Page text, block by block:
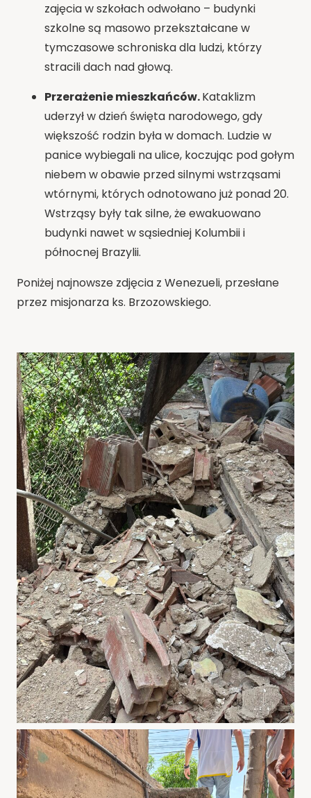
zajęcia w szkołach odwołano – budynki
szkolne są masowo przekształcane w
tymczasowe schroniska dla ludzi, którzy
stracili dach nad głową.
Przerażenie mieszkańców.Kataklizm
uderzył w dzień święta narodowego, gdy
większość rodzin była w domach. Ludzie w
panice wybiegali na ulice, koczując pod gołym
niebem w obawie przed silnymi wstrząsami
wtórnymi, których odnotowano już ponad 20.
Wstrząsy były tak silne, że ewakuowano
budynki nawet w sąsiedniej Kolumbii i
północnej Brazylii.
Poniżej najnowsze zdjęcia z Wenezueli, przesłane
przez misjonarza ks. Brzozowskiego.